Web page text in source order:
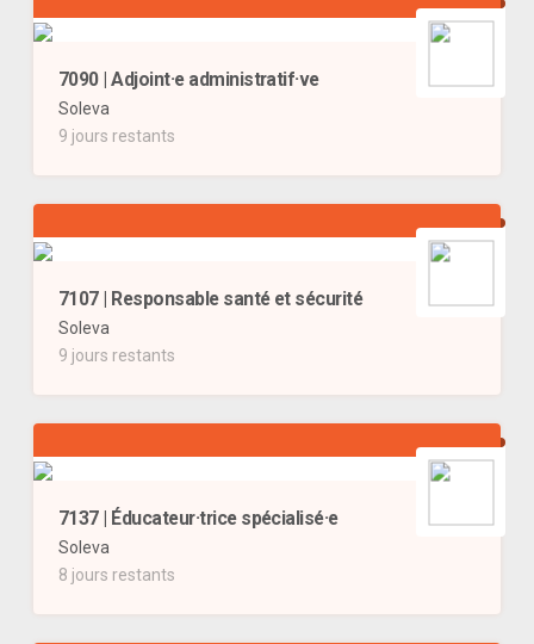
7090 | Adjoint·e administratif·ve
Soleva
9 jours restants
7107 | Responsable santé et sécurité
Soleva
9 jours restants
7137 | Éducateur·trice spécialisé·e
Soleva
8 jours restants